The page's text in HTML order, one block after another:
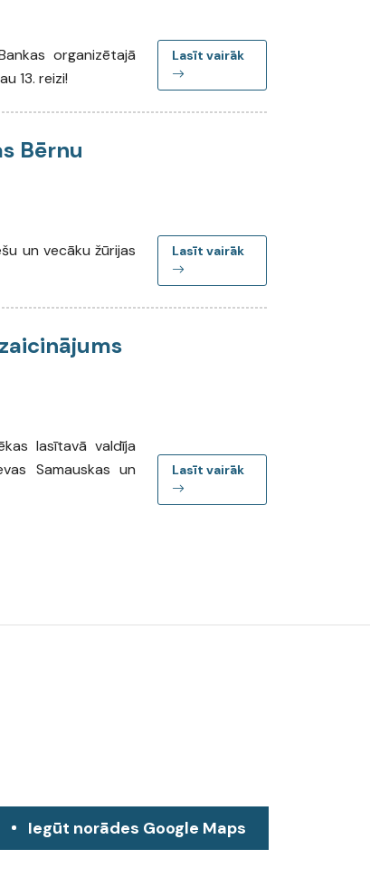
organizētajā
13. reizi!
Lasīt vairāk
Bērnu
un vecāku žūrijas
Lasīt vairāk
lasītavā valdīja
Samauskas un
Lasīt vairāk
Iegūt norādes Google Maps